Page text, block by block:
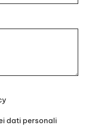
dati personali